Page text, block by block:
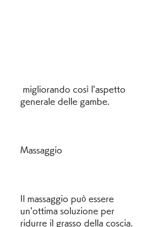
generale delle gambe.
Massaggio
Il massaggio può essere
un'ottima soluzione per
ridurre il grasso della coscia.